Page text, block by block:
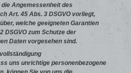
Angemessenheit des
Art. 45 Abs. 3 DSGVO vorliegt,
welche geeigneten Garantien
DSGVO zum Schutze der
Daten vorgesehen sind.
uns unrichtige personenbezogene